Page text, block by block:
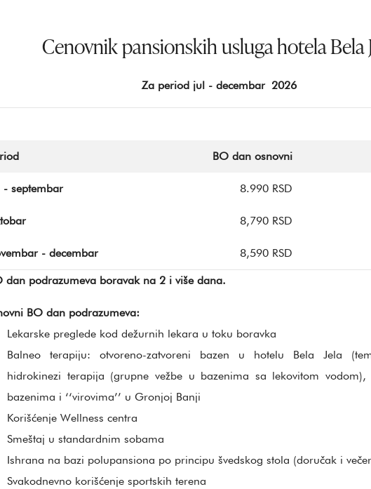
Cenovnik pansionskih usluga hotela Bela
Za period jul - decembar 2026
BO dan osnovni
- septembar 8.990 RSD
8,790 RSD
- decembar 8,590 RSD
dan podrazumeva boravak na 2 i više dana.
BO dan podrazumeva:
Lekarske preglede kod dežurnih lekara u toku boravka
Balneo terapiju: otvoreno-zatvoreni bazen u hotelu Bela Jela
hidrokinezi terapija (grupne vežbe u bazenima sa lekovitom
bazenima i ‘‘virovima’’ u Gronjoj Banji
Korišćenje Wellness centra
Smeštaj u standardnim sobama
Ishrana na bazi polupansiona po principu švedskog stola (doručak i
Svakodnevno korišćenje sportskih terena